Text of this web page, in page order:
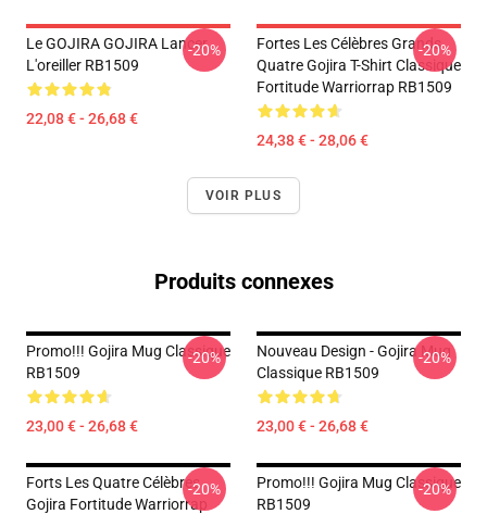
Le GOJIRA GOJIRA Lancer
L'oreiller RB1509
22,08 € - 26,68 €
-20%
Fortes Les Célèbres Grands
Quatre Gojira T-Shirt Classique
Fortitude Warriorrap RB1509
24,38 € - 28,06 €
-20%
VOIR PLUS
Produits connexes
Promo!!! Gojira Mug Classique
RB1509
23,00 € - 26,68 €
-20%
Nouveau Design - Gojira Mug
Classique RB1509
23,00 € - 26,68 €
-20%
Forts Les Quatre Célèbres
Gojira Fortitude Warriorrap
-20%
Promo!!! Gojira Mug Classique
RB1509
-20%